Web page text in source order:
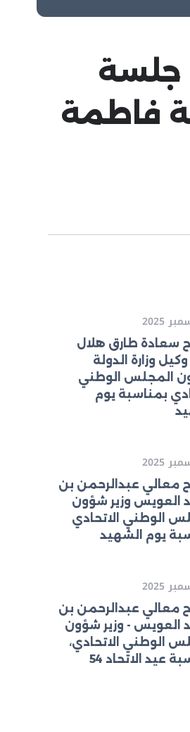
جلسة
فاطمة
سعادة طارق هلال
وكيل وزارة الدولة
المجلس الوطني
بمناسبة يوم
معالي عبدالرحمن بن
العويس وزير شؤون
الوطني الاتحادي
يوم الشهيد
معالي عبدالرحمن بن
العويس - وزير شؤون
الوطني الاتحادي،
عيد الاتحاد 54